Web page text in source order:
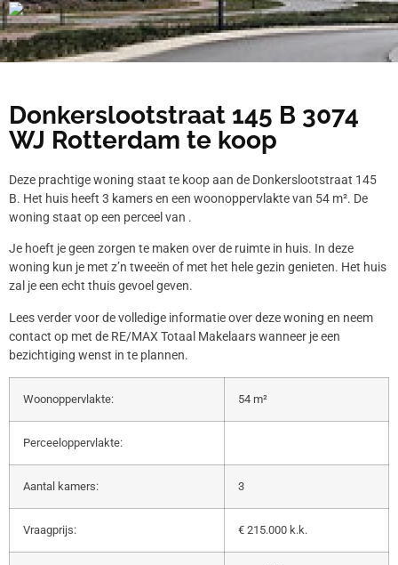
Donkerslootstraat 145 B 3074
WJ Rotterdam te koop
Deze prachtige woning staat te koop aan de Donkerslootstraat 145
B. Het huis heeft 3 kamers en een woonoppervlakte van 54 m². De
woning staat op een perceel van .
Je hoeft je geen zorgen te maken over de ruimte in huis. In deze
woning kun je met z’n tweeën of met het hele gezin genieten. Het huis
zal je een echt thuis gevoel geven.
Lees verder voor de volledige informatie over deze woning en neem
contact op met de RE/MAX Totaal Makelaars wanneer je een
bezichtiging wenst in te plannen.
Woonoppervlakte: 54 m²
Perceeloppervlakte:
Aantal kamers: 3
Vraagprijs: € 215.000 k.k.